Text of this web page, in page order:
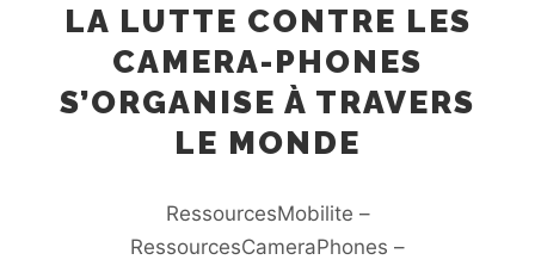
LA LUTTE CONTRE LES
CAMERA-PHONES
S’ORGANISE À TRAVERS
LE MONDE
RessourcesMobilite –
RessourcesCameraPhones –